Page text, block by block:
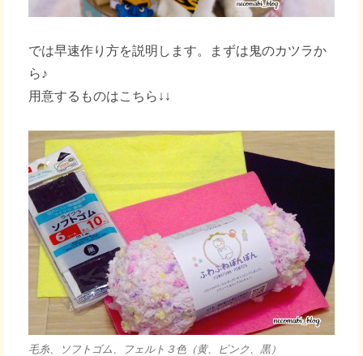
では早速作り方を説明します。まずは鬼のカツラか
ら♪
用意するものはこちら↓↓
毛糸、ソフトゴム、フェルト３色（黄、ピンク、黒）